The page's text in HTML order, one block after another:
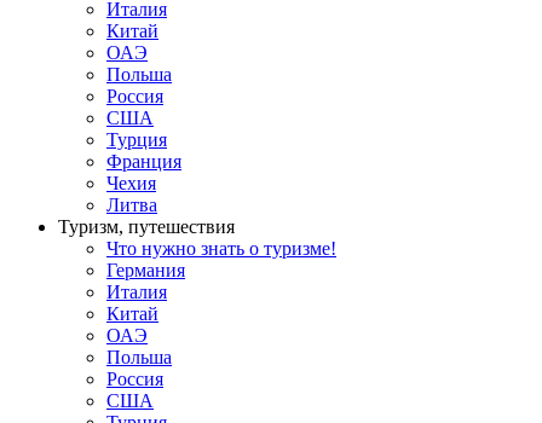
Италия
Китай
ОАЭ
Польша
Россия
США
Турция
Франция
Чехия
Литва
Туризм, путешествия
Что нужно знать о туризме!
Германия
Италия
Китай
ОАЭ
Польша
Россия
США